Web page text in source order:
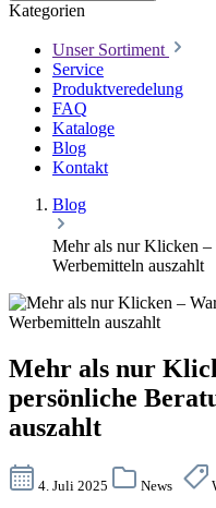
Kategorien
Unser Sortiment
Service
Produktveredelung
FAQ
Kataloge
Blog
Kontakt
Blog
Mehr als nur Klicken –
Werbemitteln auszahlt
Mehr als nur
persönliche
auszahlt
4. Juli 2025 News